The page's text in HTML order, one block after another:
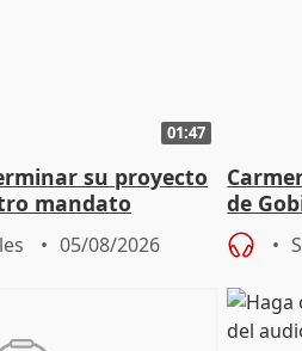
01:47
su proyecto
mandato
05/08/2026
de
de